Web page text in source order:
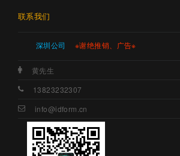
联系我们
深圳公司 ※谢绝推销、广告※
黄先生
13823232307
info@idform.cn